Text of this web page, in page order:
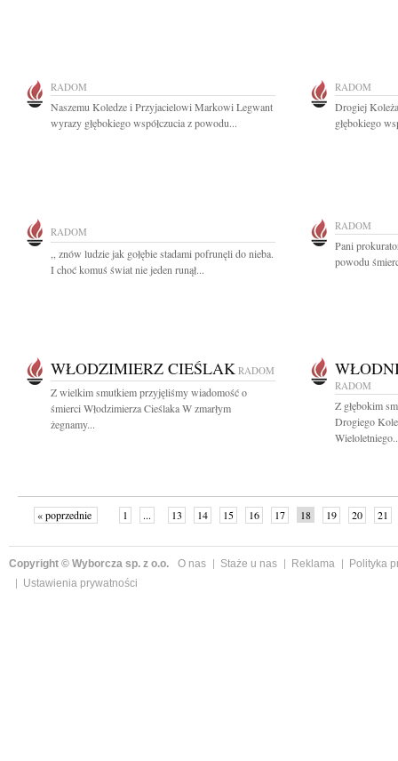
RADOM
Naszemu Koledze i Przyjacielowi Markowi Legwant
wyrazy głębokiego współczucia z powodu...
RADOM
Drogiej
głębokiego
RADOM
,, znów ludzie jak gołębie stadami pofrunęli do nieba.
I choć komuś świat nie jeden runął...
RADOM
Pani
powodu
WŁODZIMIERZ CIEŚLAK RADOM
Z wielkim smutkiem przyjęliśmy wiadomość o
śmierci Włodzimierza Cieślaka W zmarłym
żegnamy...
RADOM
Z głębokim
Drogiego
« poprzednie 1 ... 13 14 15 16 17 18 19 20
21
Copyright © Wyborcza sp. z o.o. O nas Staże u nas Reklama
Polityka
Ustawienia prywatności